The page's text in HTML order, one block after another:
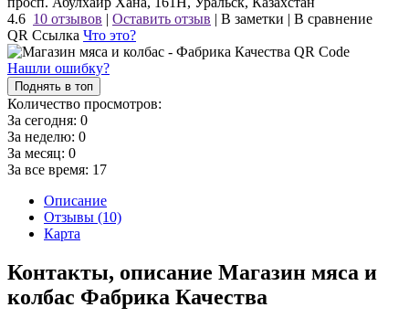
4.6 10 отзывов | Оставить отзыв | В заметки | В сравнение
QR Ссылка Что это?
Нашли ошибку?
Поднять в топ
Количество просмотров:
За сегодня: 0
За неделю: 0
За месяц: 0
За все время: 17
Описание
Отзывы (10)
Карта
Контакты, описание Магазин мяса и
колбас Фабрика Качества